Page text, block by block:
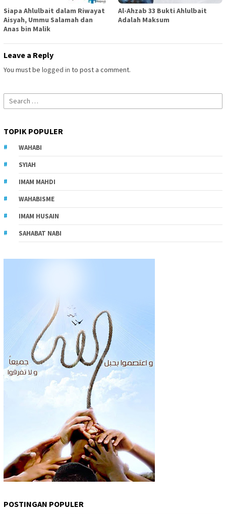
Siapa Ahlulbait dalam Riwayat
Aisyah, Ummu Salamah dan
Anas bin Malik
Al-Ahzab 33 Bukti Ahlulbait
Adalah Maksum
Leave a Reply
You must be logged in to post a comment.
Search
for:
TOPIK POPULER
WAHABI
SYIAH
IMAM MAHDI
WAHABISME
IMAM HUSAIN
SAHABAT NABI
POSTINGAN POPULER